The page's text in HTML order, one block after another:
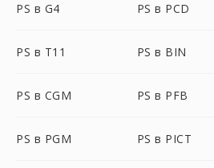
PS в G4 PS в PCD
PS в T11 PS в BIN
PS в CGM PS в PFB
PS в PGM PS в PICT